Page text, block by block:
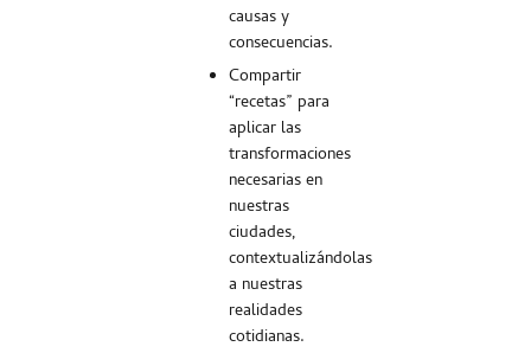
causas y
consecuencias.
Compartir
“recetas” para
aplicar las
transformaciones
necesarias en
nuestras
ciudades,
contextualizándolas
a nuestras
realidades
cotidianas.